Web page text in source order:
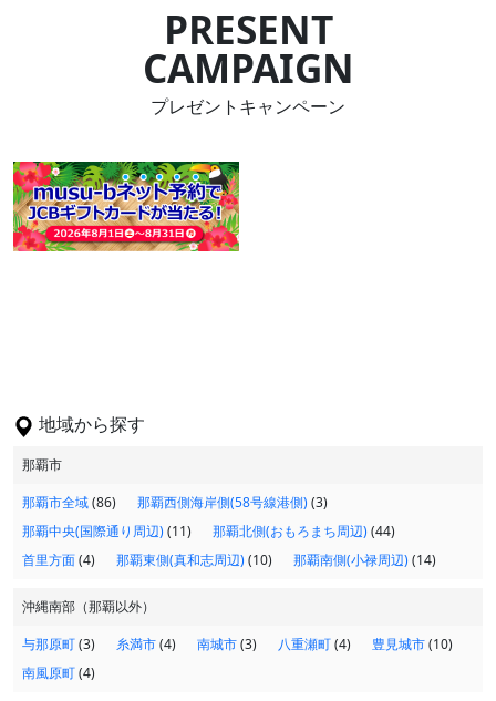
PRESENT
CAMPAIGN
プレゼントキャンペーン
地域から探す
那覇市
那覇市全域(86) 那覇西側海岸側(58号線港側)(3)
那覇中央(国際通り周辺)(11) 那覇北側(おもろまち周辺)(44)
首里方面(4) 那覇東側(真和志周辺)(10) 那覇南側(小禄周辺)(14)
沖縄南部（那覇以外）
与那原町(3) 糸満市(4) 南城市(3) 八重瀬町(4) 豊見城市(10)
南風原町(4)